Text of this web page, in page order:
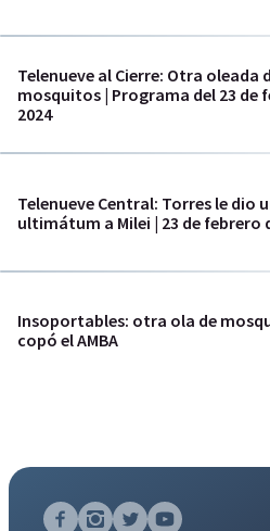
Telenueve al Cierre: Otra oleada
mosquitos | Programa del 23 de
2024
Telenueve Central: Torres le dio
ultimátum a Milei | 23 de febrero
Insoportables: otra ola de
copó el AMBA